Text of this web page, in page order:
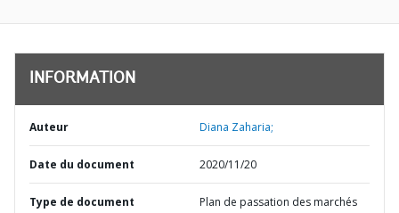
INFORMATION
Auteur Diana Zaharia;
Date du document 2020/11/20
Type de document Plan de passation des marchés